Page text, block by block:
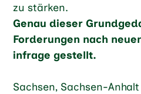
zu stärken.
Genau dieser
Forderungen nach
infrage gestellt.
Sachsen, Sachsen-